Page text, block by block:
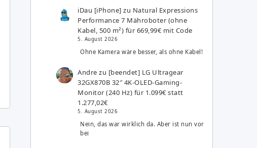
iDau [iPhone] zu Natural Expressions
Performance 7 Mähroboter (ohne
Kabel, 500 m²) für 669,99€ mit Code
5. August 2026
Ohne Kamera wäre besser, als ohne Kabel!
Andre zu [beendet] LG Ultragear
32GX870B 32″ 4K-OLED-Gaming-
Monitor (240 Hz) für 1.099€ statt
1.277,02€
5. August 2026
Nein, das war wirklich da. Aber ist nun vor
bei